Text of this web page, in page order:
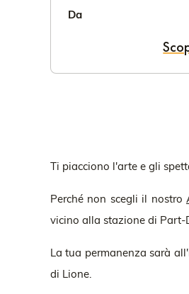
Da
Ti piacciono l'arte e gli
Perché non scegli il nostro
vicino alla stazione di Part-
La tua permanenza sarà
di Lione.